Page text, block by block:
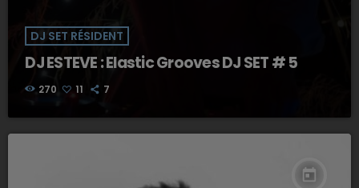
DJ SET RÉSIDENT
DJ ESTEVE : Elastic Grooves DJ SET # 5
270 11 7
today